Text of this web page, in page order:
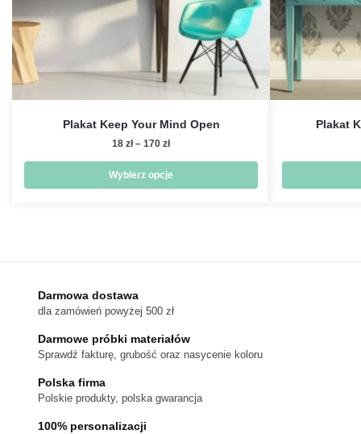
Plakat Keep Your Mind Open
18 zł – 170 złZakres
od
18 zł
Wybierz opcje
można
wybrać
na
produktu
Plakat
Darmowa dostawa
dla zamówień powyżej 500 zł
Darmowe próbki materiałów
Sprawdź fakturę, grubość oraz nasycenie koloru
Polska firma
Polskie produkty, polska gwarancja
100% personalizacji